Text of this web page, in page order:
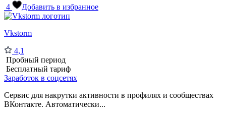
4
Добавить в избранное
Vkstorm
4,1
Пробный период
Бесплатный тариф
Заработок в соцсетях
Сервис для накрутки активности в профилях и сообществах
ВКонтакте. Автоматически...